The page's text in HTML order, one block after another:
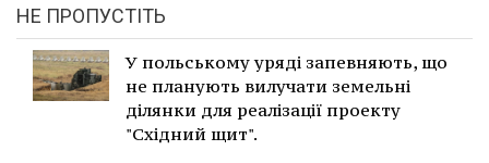
НЕ ПРОПУСТІТЬ
У польському уряді запевняють, що
не планують вилучати земельні
ділянки для реалізації проекту
"Східний щит".